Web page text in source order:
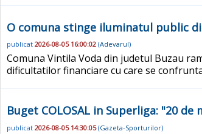
O comuna stinge iluminatul public
publicat 2026-08-05 16:00:02 (Adevarul)
Comuna Vintila Voda din judetul Buzau
dificultatilor financiare cu care se
Buget COLOSAL in Superliga: "20
publicat 2026-08-05 14:30:05(Gazeta-Sporturilor)